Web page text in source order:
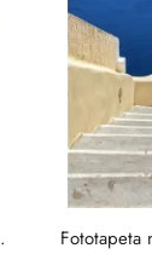
Fototapeta